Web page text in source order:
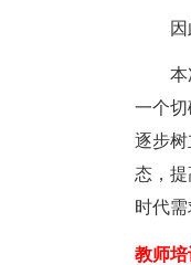
因此
本次
一个
逐步
态，
时代需
教师